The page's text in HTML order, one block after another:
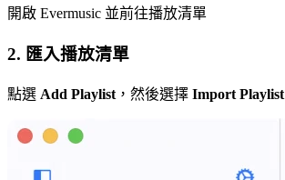
開啟 Evermusic 並前往播放清單
2. 匯入播放清單
點選 Add Playlist ，然後選擇 Import Playlist